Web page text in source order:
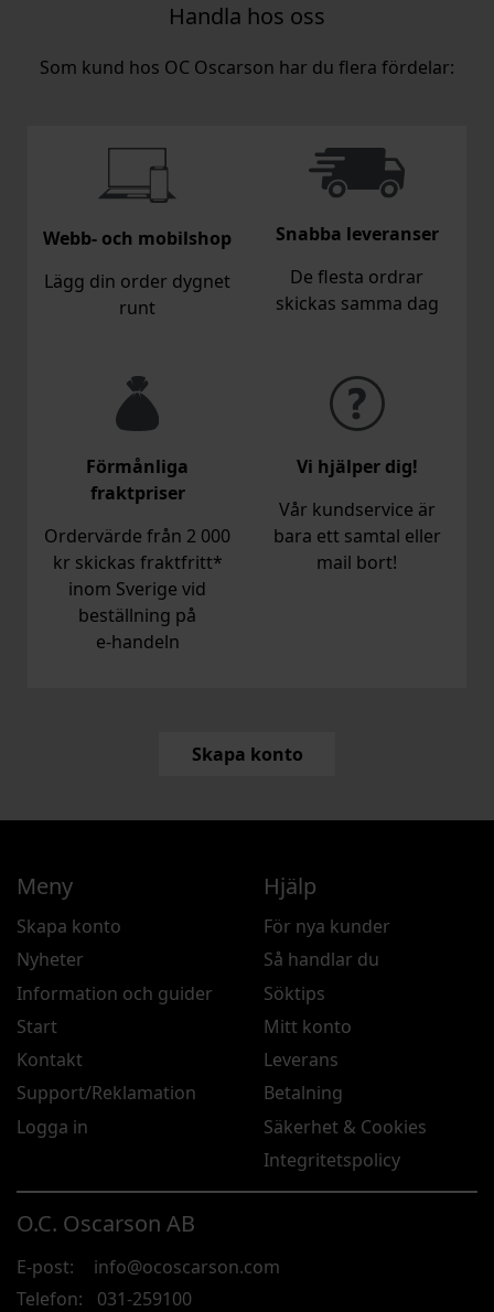
Handla hos oss
Som kund hos OC Oscarson har du flera fördelar:
Webb- och mobilshop
Lägg din order dygnet
runt
Snabba leveranser
De flesta ordrar
skickas samma dag
Förmånliga
fraktpriser
Ordervärde från 2 000
kr skickas fraktfritt*
inom Sverige vid
beställning på
e‑handeln
Vi hjälper dig!
Vår kundservice är
bara ett samtal eller
mail bort!
Skapa konto
O.C. Oscarson AB
E-post:
info@ocoscarson.com
Telefon:
031-259100
Meny
Skapa konto
Nyheter
Information och guider
Start
Kontakt
Support/Reklamation
Logga in
Hjälp
För nya kunder
Så handlar du
Söktips
Mitt konto
Leverans
Betalning
Säkerhet & Cookies
Integritetspolicy